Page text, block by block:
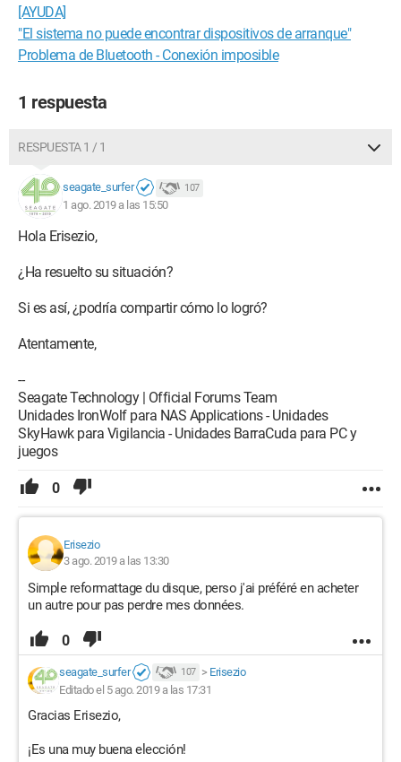
[AYUDA]
"El sistema no puede encontrar dispositivos de arranque"
Problema de Bluetooth - Conexión imposible
1 respuesta
RESPUESTA 1 / 1
seagate_surfer 107
1 ago. 2019 a las 15:50
Hola Erisezio,
¿Ha resuelto su situación?
Si es así, ¿podría compartir cómo lo logró?
Atentamente,
--
Seagate Technology | Official Forums Team
Unidades IronWolf para NAS Applications - Unidades
SkyHawk para Vigilancia - Unidades BarraCuda para PC y
juegos
0
Erisezio
3 ago. 2019 a las 13:30
Simple reformattage du disque, perso j'ai préféré en acheter
un autre pour pas perdre mes données.
0
seagate_surfer 107 > Erisezio
Editado el 5 ago. 2019 a las 17:31
Gracias Erisezio,
¡Es una muy buena elección!